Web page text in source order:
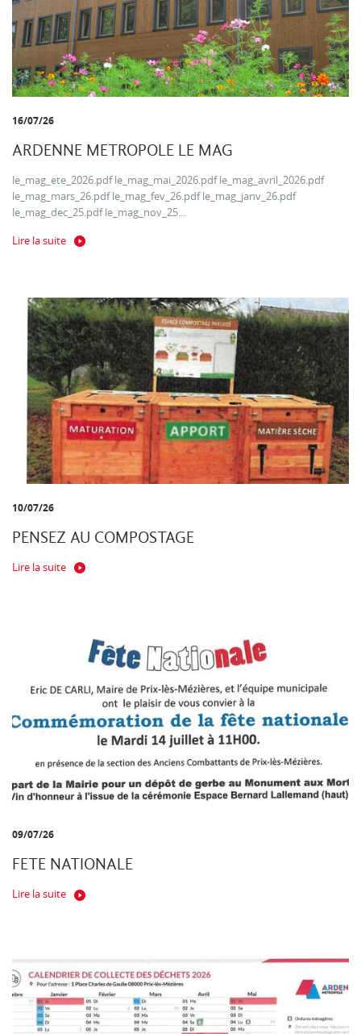
16/07/26
ARDENNE METROPOLE LE MAG
le_mag_ete_2026.pdf le_mag_mai_2026.pdf le_mag_avril_2026.pdf
le_mag_mars_26.pdf le_mag_fev_26.pdf le_mag_janv_26.pdf
le_mag_dec_25.pdf le_mag_nov_25...
Lire la suite
10/07/26
PENSEZ AU COMPOSTAGE
Lire la suite
09/07/26
FETE NATIONALE
Lire la suite